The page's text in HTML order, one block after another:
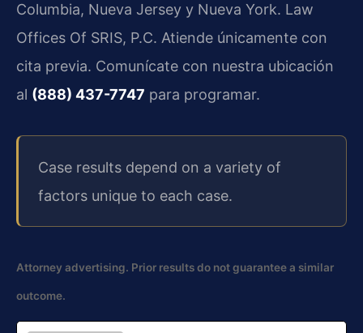
Columbia, Nueva Jersey y Nueva York. Law
Offices Of SRIS, P.C. Atiende únicamente con
cita previa. Comunícate con nuestra ubicación
al (888) 437-7747 para programar.
Case results depend on a variety of
factors unique to each case.
Attorney advertising. Prior results do not guarantee a similar
outcome.